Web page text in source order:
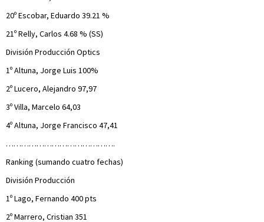
20º Escobar, Eduardo 39.21 %
21º Relly, Carlos 4.68 % (SS)
División Producción Optics
1º Altuna, Jorge Luis 100%
2º Lucero, Alejandro 97,97
3º Villa, Marcelo 64,03
4º Altuna, Jorge Francisco 47,41
…………………………………….
Ranking (sumando cuatro fechas)
División Producción
1º Lago, Fernando 400 pts
2º Marrero, Cristian 351